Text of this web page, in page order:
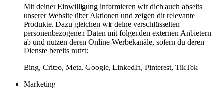
Mit deiner Einwilligung informieren wir dich auch abseits
unserer Website über Aktionen und zeigen dir relevante
Produkte. Dazu gleichen wir deine verschlüsselten
personenbezogenen Daten mit folgenden externen Anbietern
ab und nutzen deren Online-Werbekanäle, sofern du deren
Dienste bereits nutzt:
Bing, Criteo, Meta, Google, LinkedIn, Pinterest, TikTok
Marketing